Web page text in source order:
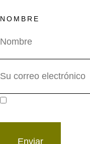
NOMBRE
Enviar